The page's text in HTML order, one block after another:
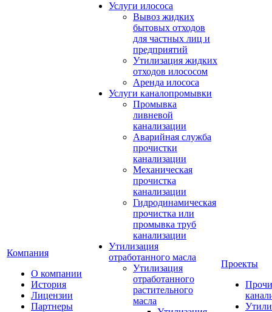
Компания
О компании
История
Лицензии
Партнеры
Услуги илососа
Вывоз жидких
бытовых отходов
для частных лиц и
предприятий
Утилизация жидких
отходов илососом
Аренда илососа
Услуги каналопромывки
Промывка
ливневой
канализации
Аварийная служба
прочистки
канализации
Механическая
прочистка
канализации
Гидродинамическая
прочистка или
промывка труб
канализации
Утилизация
отработанного масла
Утилизация
отработанного
растительного
масла
Проекты